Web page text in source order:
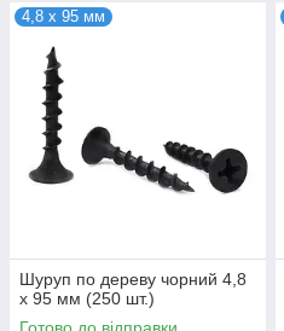
4,8 х 95 мм
Шуруп по дереву чорний 4,8
х 95 мм (250 шт.)